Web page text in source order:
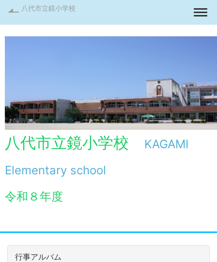
八代市立鏡小学校
八代市立鏡小学校
KAGAMI
Elementary school
令和８年度
行事アルバム